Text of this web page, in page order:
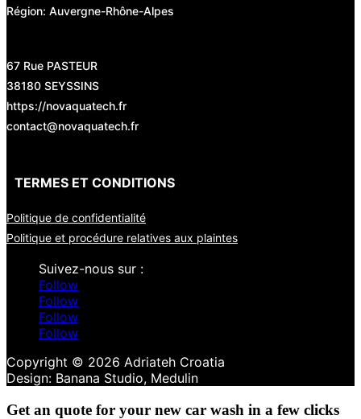
Région: Auvergne-Rhône-Alpes
67 Rue PASTEUR
38180 SEYSSINS
https://novaquatech.fr
contact@novaquatech.fr
TERMES ET CONDITIONS
Politique de confidentialité
Politique et procédure relatives aux plaintes
Follow
Follow
Follow
Follow
Copyright © 2026 Adriateh Croatia
Get an quote for your new car wash in a few clicks